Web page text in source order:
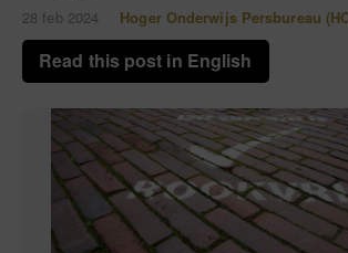
28 feb 2024 Hoger Onderwijs Persbureau
Read this post in English